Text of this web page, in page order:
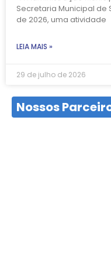
Secretaria Municipal de
de 2026, uma atividade
LEIA MAIS »
29 de julho de 2026
Nossos